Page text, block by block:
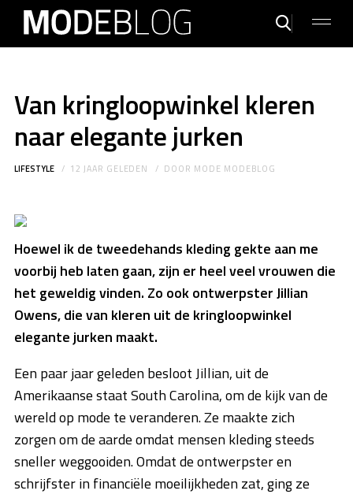
Van kringloopwinkel kleren
naar elegante jurken
LIFESTYLE 12 JAAR GELEDEN DOOR MODE MODEBLOG
Hoewel ik de tweedehands kleding gekte aan me
voorbij heb laten gaan, zijn er heel veel vrouwen die
het geweldig vinden. Zo ook ontwerpster Jillian
Owens, die van kleren uit de kringloopwinkel
elegante jurken maakt.
Een paar jaar geleden besloot Jillian, uit de
Amerikaanse staat South Carolina, om de kijk van de
wereld op mode te veranderen. Ze maakte zich
zorgen om de aarde omdat mensen kleding steeds
sneller weggooiden. Omdat de ontwerpster en
schrijfster in financiële moeilijkheden zat, ging ze